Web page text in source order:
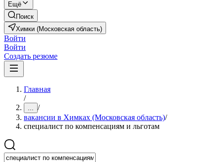
Ещё
Поиск
Химки (Московская область)
Войти
Войти
Создать резюме
Главная
/
... /
вакансии в Химках (Московская область)/
специалист по компенсациям и льготам